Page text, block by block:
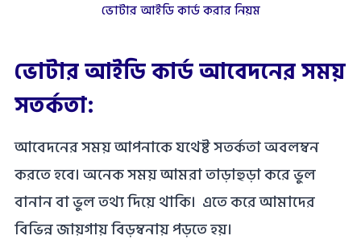
ভোটার আইডি কার্ড করার নিয়ম
ভোটার আইডি কার্ড আবেদনের সময়
সতর্কতা:
আবেদনের সময় আপনাকে যথেষ্ট সতর্কতা অবলম্বন
করতে হবে। অনেক সময় আমরা তাড়াহুড়া করে ভুল
বানান বা ভুল তথ্য দিয়ে থাকি। এতে করে আমাদের
বিভিন্ন জায়গায় বিড়ম্বনায় পড়তে হয়।